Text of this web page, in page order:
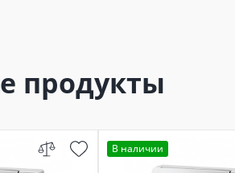
продукты
В наличии